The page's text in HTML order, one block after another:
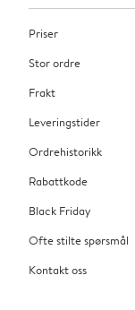
Priser
Stor ordre
Frakt
Leveringstider
Ordrehistorikk
Rabattkode
Black Friday
Ofte stilte spørsmål
Kontakt oss